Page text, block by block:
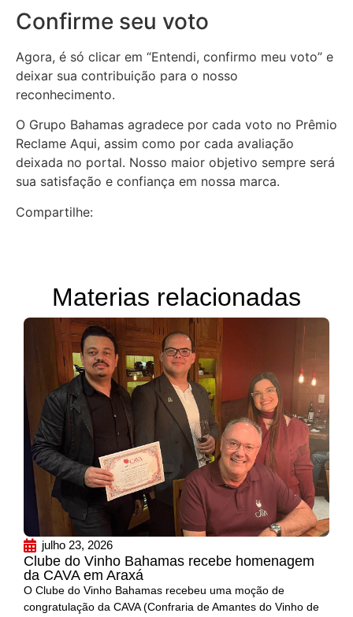
Confirme seu voto
Agora, é só clicar em “Entendi, confirmo meu voto” e
deixar sua contribuição para o nosso
reconhecimento.
O Grupo Bahamas agradece por cada voto no Prêmio
Reclame Aqui, assim como por cada avaliação
deixada no portal. Nosso maior objetivo sempre será
sua satisfação e confiança em nossa marca.
Compartilhe:
Materias relacionadas
julho 23, 2026
Clube do Vinho Bahamas recebe homenagem
da CAVA em Araxá
O Clube do Vinho Bahamas recebeu uma moção de
congratulação da CAVA (Confraria de Amantes do Vinho de